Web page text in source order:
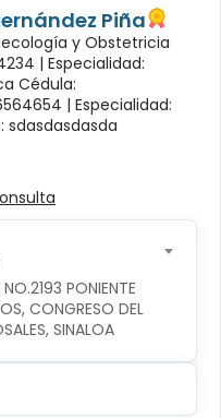
Piña
y Obstetricia
| Especialidad:
Cédula:
| Especialidad:
sdasdasdasda
PONIENTE
CONGRESO DEL
SINALOA